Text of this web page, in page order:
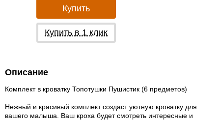
Купить
Купить в 1 клик
Описание
Комплект в кроватку Топотушки Пушистик (6 предметов)
Нежный и красивый комплект создаст уютную кроватку для
вашего малыша. Ваш кроха будет смотреть интересные и